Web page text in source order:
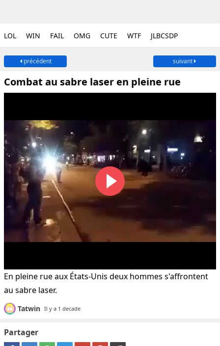
LOL WIN FAIL OMG CUTE WTF JLBCSDP
précédent suivant
Combat au sabre laser en pleine rue
En pleine rue aux États-Unis deux hommes s'affrontent
au sabre laser.
Tatwin Il y a 1 decade
Partager